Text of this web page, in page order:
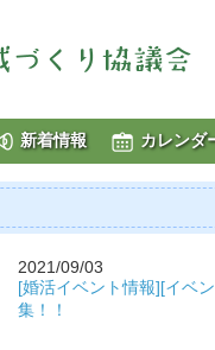
新着情報 カレンダ
2021/09/03
[婚活イベント情報][イベ
集！！